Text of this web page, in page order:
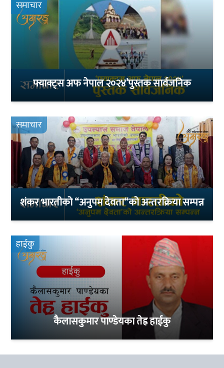
समाचार
फ्याक्ट्स अफ नेपाल २०२४’पुस्तक सार्वजनिक
समाचार
शंकर भारतीको “अनुपम देवता“को अन्तरक्रिया सम्पन्न
हाईकु
कैलासकुमार पाण्डेयका तेह्र हाईकु